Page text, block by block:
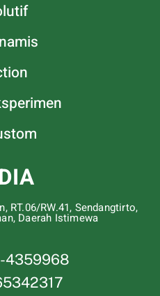
RT.06/RW.41, Sendangtirto,
Daerah Istimewa
4359968